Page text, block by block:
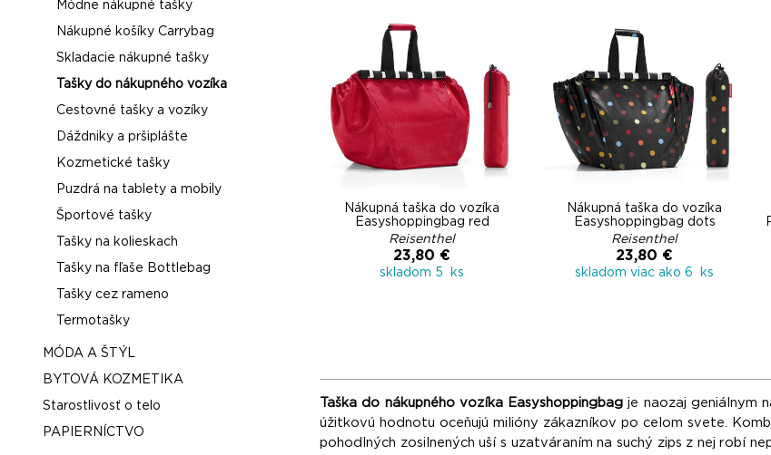
Módne nákupné tašky
Nákupné košíky Carrybag
Skladacie nákupné tašky
Tašky do nákupného vozíka
Cestovné tašky a vozíky
Dáždniky a pršiplášte
Kozmetické tašky
Puzdrá na tablety a mobily
Športové tašky
Tašky na kolieskach
Tašky na fľaše Bottlebag
Tašky cez rameno
Termotašky
MÓDA A ŠTÝL
BYTOVÁ KOZMETIKA
Starostlivosť o telo
PAPIERNÍCTVO
Nákupná taška do vozíka
Easyshoppingbag red
Reisenthel
23,80 €
skladom 5 ks
Nákupná taška do vozíka
Easyshoppingbag dots
Reisenthel
23,80 €
skladom viac ako 6 ks
Taška do nákupného vozíka Easyshoppingbag je naozaj geniálnym
úžitkovú hodnotu oceňujú milióny zákazníkov po celom svete.
pohodlných zosilnených uší s uzatváraním na suchý zips z nej robí